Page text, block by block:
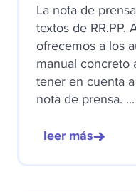
La nota de
textos de RR.PP.
ofrecemos a los
manual concreto
tener en cuenta
nota de prensa. ...
leer más